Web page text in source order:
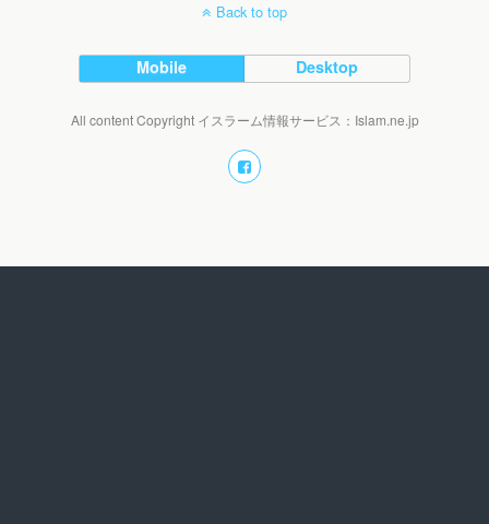
Back to top
Mobile Desktop
All content Copyright イスラーム情報サービス：Islam.ne.jp